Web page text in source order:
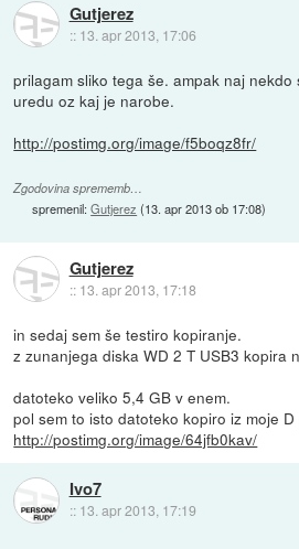
Gutjerez
:: 13. apr 2013, 17:06
prilagam sliko tega še. ampak naj
uredu oz kaj je narobe.
http://postimg.org/image/f5boqz8fr/
Zgodovina sprememb…
spremenil:Gutjerez (13. apr 2013 ob 17:08)
Gutjerez
:: 13. apr 2013, 17:18
in sedaj sem še testiro kopiranje.
z zunanjega diska WD 2 T USB3 kopira
datoteko veliko 5,4 GB v enem.
pol sem to isto datoteko kopiro iz moje
http://postimg.org/image/64jfb0kav/
Ivo7
:: 13. apr 2013, 17:19